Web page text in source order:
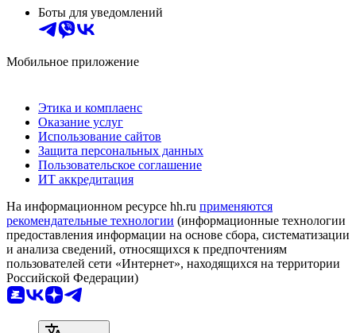
Боты для уведомлений
Мобильное приложение
Этика и комплаенс
Оказание услуг
Использование сайтов
Защита персональных данных
Пользовательское соглашение
ИТ аккредитация
На информационном ресурсе hh.ru применяются
рекомендательные технологии (информационные технологии
предоставления информации на основе сбора, систематизации
и анализа сведений, относящихся к предпочтениям
пользователей сети «Интернет», находящихся на территории
Российской Федерации)